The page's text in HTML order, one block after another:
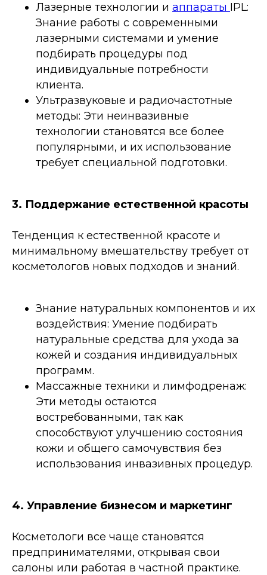
Лазерные технологии и аппараты IPL:
Знание работы с современными
лазерными системами и умение
подбирать процедуры под
индивидуальные потребности
клиента.
Ультразвуковые и радиочастотные
методы: Эти неинвазивные
технологии становятся все более
популярными, и их использование
требует специальной подготовки.
3. Поддержание естественной красоты
Тенденция к естественной красоте и
минимальному вмешательству требует от
косметологов новых подходов и знаний.
Знание натуральных компонентов и их
воздействия: Умение подбирать
натуральные средства для ухода за
кожей и создания индивидуальных
программ.
Массажные техники и лимфодренаж:
Эти методы остаются
востребованными, так как
способствуют улучшению состояния
кожи и общего самочувствия без
использования инвазивных процедур.
4. Управление бизнесом и маркетинг
Косметологи все чаще становятся
предпринимателями, открывая свои
салоны или работая в частной практике.